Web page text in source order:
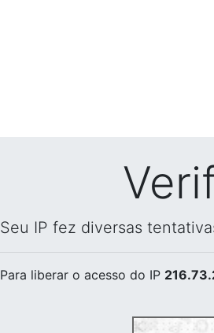
Seu IP fez diversas
Para liberar o acesso do IP